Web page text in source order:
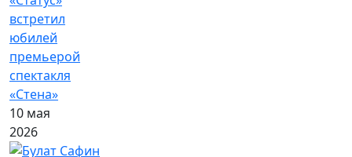
встретил
юбилей
премьерой
спектакля
«Стена»
10 мая
2026